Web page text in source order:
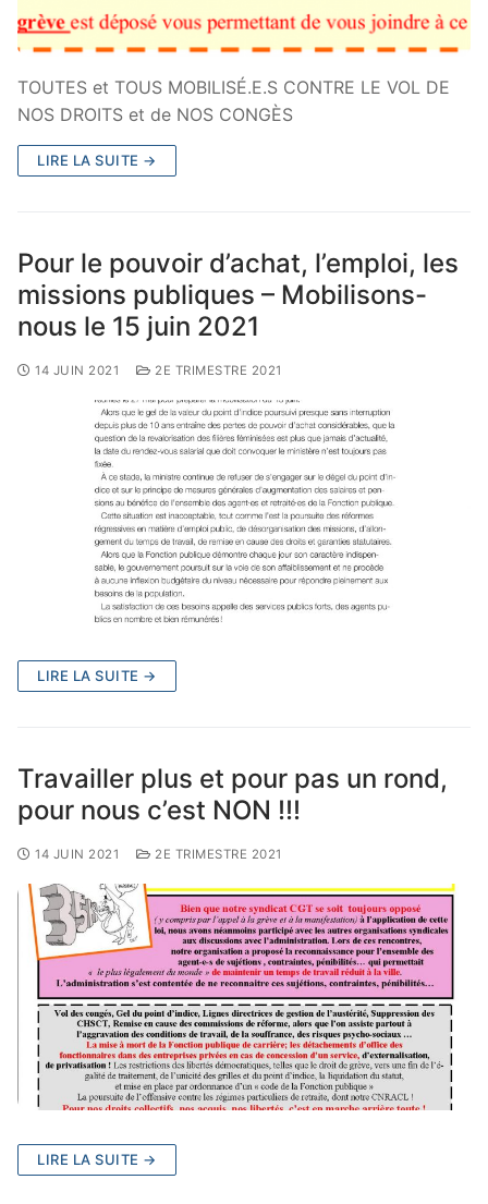
TOUTES et TOUS MOBILISÉ.E.S CONTRE LE VOL DE
NOS DROITS et de NOS CONGÈS
LIRE LA SUITE →
Pour le pouvoir d’achat, l’emploi, les
missions publiques – Mobilisons-
nous le 15 juin 2021
14 JUIN 2021 2E TRIMESTRE 2021
LIRE LA SUITE →
Travailler plus et pour pas un rond,
pour nous c’est NON !!!
14 JUIN 2021 2E TRIMESTRE 2021
LIRE LA SUITE →